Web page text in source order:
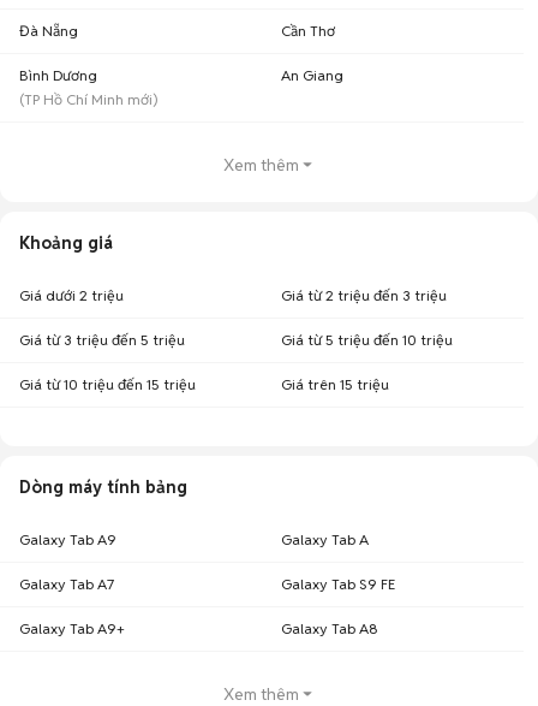
Đà Nẵng Cần Thơ
Bình Dương
(TP Hồ Chí Minh mới)
An Giang
Xem thêm
Khoảng giá
Giá dưới 2 triệu Giá từ 2 triệu đến 3 triệu
Giá từ 3 triệu đến 5 triệu Giá từ 5 triệu đến 10 triệu
Giá từ 10 triệu đến 15 triệu Giá trên 15 triệu
Dòng máy tính bảng
Galaxy Tab A9 Galaxy Tab A
Galaxy Tab A7 Galaxy Tab S9 FE
Galaxy Tab A9+ Galaxy Tab A8
Xem thêm